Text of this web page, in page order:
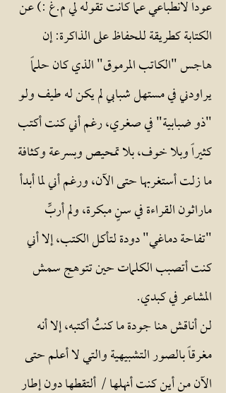
عوداً لانطباعي عما كانت تقوله لي م.غ :) عن
الكتابة كطريقة للحفاظ على الذاكرة: إن
هاجس "الكاتب المرموق" الذي كان حلماً
يراودني في مستهل شبابي لم يكن له طيف ولو
"ذو ضبابية" في صغري، رغم أني كنت أكتب
كثيراً وبلا خوف، بلا تمحيص وبسرعة وكثافة
ما زلت أستغربها حتى الآن، ورغم أني لما أبدأ
ماراثون القراءة في سنٍ مبكرة، ولم أربِّ
"تفاحة دماغي" دودة لتأكل الكتب، إلا أني
كنت أتصبب الكلمات حين تتوهج سمش
المشاعر في كبدي.
لن أناقش هنا جودة ما كنتُ أكتبه، إلا أنه
مغرقاً بالصور التشبيهية والتي لا أعلم حتى
الآن من أين كنت أنهلها / ألتقطها دون إطار